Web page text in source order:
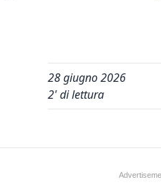
28 giugno 2026
2' di lettura